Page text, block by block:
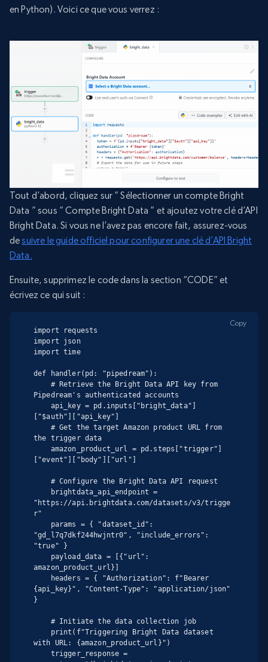
en Python). Voici ce que vous verrez :
Tout d’abord, cliquez sur ” Sélectionner un compte Bright
Data ” sous ” Compte Bright Data ” et ajoutez votre clé d’API
Bright Data. Si vous ne l’avez pas encore fait, assurez-vous
desuivre le guide officiel pour configurer une clé d’API Bright
Data.
Ensuite, supprimez le code dans la section “CODE” et
écrivez ce qui suit :
import requests
import json
import time
def handler(pd: "pipedream"):
Pipedream's authenticated accounts
["$auth"]["api_key"]
the trigger data
["event"]["body"]["url"]
"https://api.brightdata.com/datasets/v3/trigge
r"
"gd_l7q7dkf244hwjntr0", "include_errors":
"true" }
amazon_product_url}]
{api_key}", "Content-Type": "application/json"
}
with URL: {amazon_product_url}")
Copy